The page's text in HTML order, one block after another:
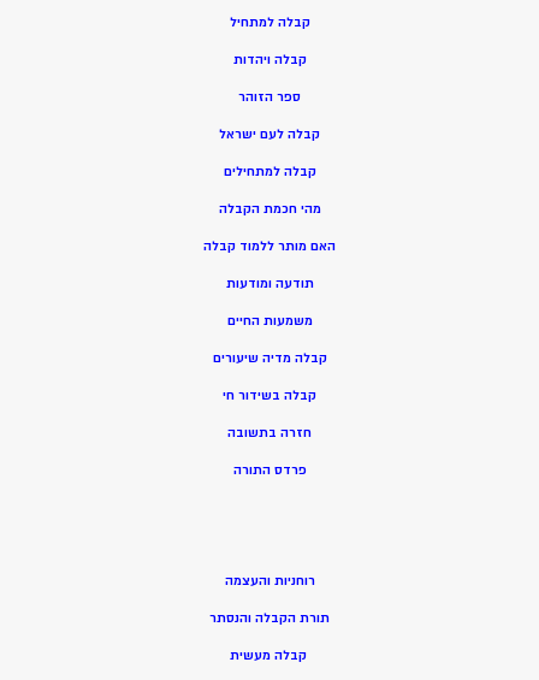
קבלה למתחיל
קבלה ויהדות
ספר הזוהר
קבלה לעם ישראל
קבלה למתחילים
מהי חכמת הקבלה
האם מותר ללמוד קבלה
תודעה ומודעות
משמעות החיים
קבלה מדיה שיעורים
קבלה בשידור חי
חזרה בתשובה
פרדס התורה
רוחניות והעצמה
תורת הקבלה והנסתר
קבלה מעשית